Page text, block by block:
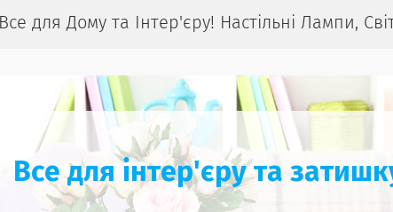
Все для Дому та Інтер'єру! Настільні Лампи,
Все для інтер'єру та